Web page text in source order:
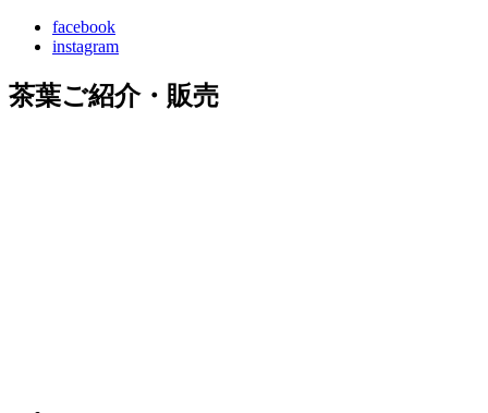
facebook
instagram
茶葉ご紹介・販売